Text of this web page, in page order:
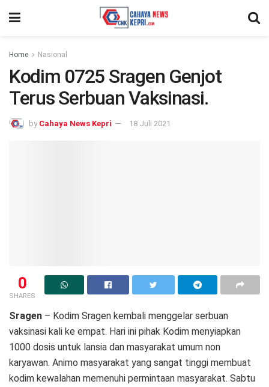
Home Nasional
Kodim 0725 Sragen Genjot
Terus Serbuan Vaksinasi.
by Cahaya News Kepri 18 Juli 2021
0
SHARES
Sragen – Kodim Sragen kembali menggelar serbuan
vaksinasi kali ke empat. Hari ini pihak Kodim menyiapkan
1000 dosis untuk lansia dan masyarakat umum non
karyawan. Animo masyarakat yang sangat tinggi membuat
kodim kewalahan memenuhi permintaan masyarakat. Sabtu